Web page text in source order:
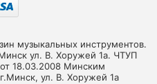
музыкальных инструментов.
ул. В. Хоружей 1а. ЧТУП
18.03.2008 Минским
ул. В. Хоружей 1а